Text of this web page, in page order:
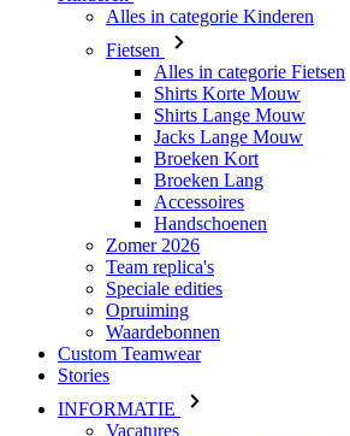
Shirts Lange Mouw
Jacks Lange Mouw
Broeken Kort
Broeken Lang
Accessoires
Handschoenen
Zomer 2026
Team replica's
Speciale edities
Opruiming
Waardebonnen
Custom Teamwear
Stories
INFORMATIE
Vacatures
Algemene verkoopsvoorwaarden
Privacybeleid
Cookiebeleid